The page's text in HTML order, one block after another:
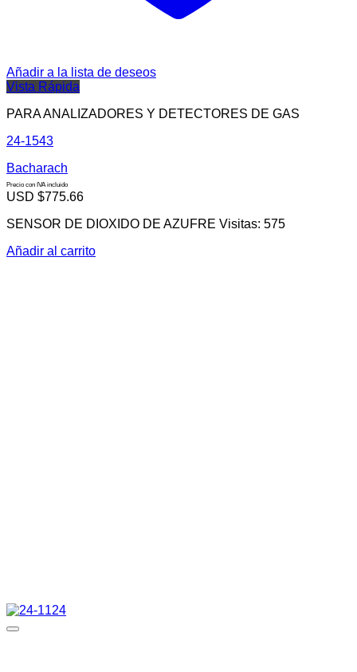
Añadir a la lista de deseos
Vista Rápida
PARA ANALIZADORES Y DETECTORES DE GAS
24-1543
Bacharach
Precio con IVA incluido
USD $775.66
SENSOR DE DIOXIDO DE AZUFRE Visitas: 575
Añadir al carrito